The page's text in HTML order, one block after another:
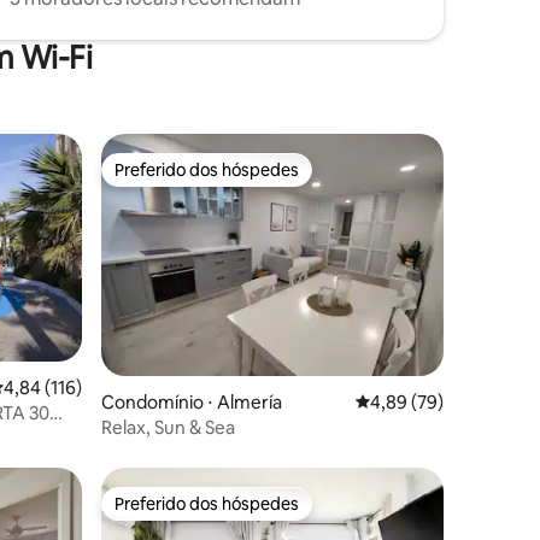
Wi-Fi
de uma avaliação média de 5, 116 avaliações
4,84 (116)
30
Preferido dos hóspedes
Preferido dos hóspedes
Condomínio ⋅ Almería 4,89 de uma
4,89 (79)
Relax, Sun & Sea
Preferido dos hóspedes
Preferido dos hóspedes